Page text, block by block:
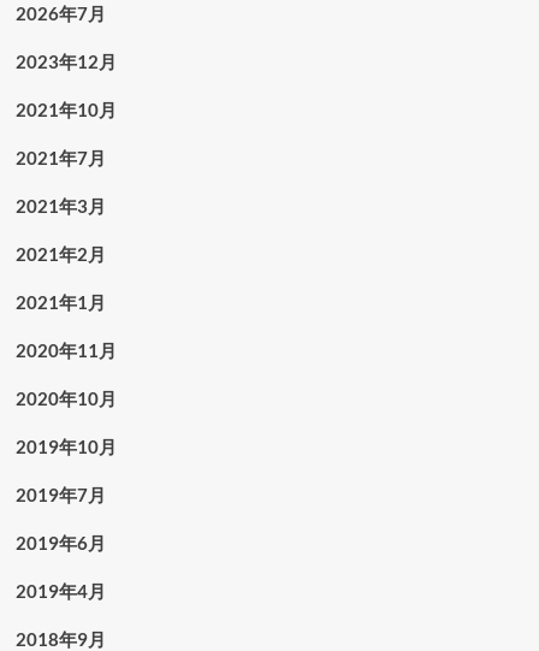
2026年7月
2023年12月
2021年10月
2021年7月
2021年3月
2021年2月
2021年1月
2020年11月
2020年10月
2019年10月
2019年7月
2019年6月
2019年4月
2018年9月